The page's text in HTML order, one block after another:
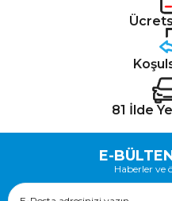
81 İlde
E-
Haberler ve